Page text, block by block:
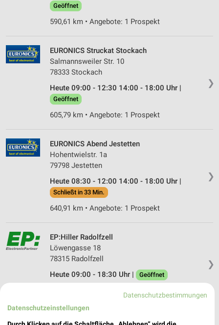
Geöffnet
590,61 km • Angebote: 1 Prospekt
❯
EURONICS Struckat Stockach
Salmannsweiler Str. 10
78333 Stockach
Heute 09:00 - 12:30 14:00 - 18:00 Uhr |
Geöffnet
605,79 km • Angebote: 1 Prospekt
❯
EURONICS Abend Jestetten
Hohentwielstr. 1a
79798 Jestetten
Heute 08:30 - 12:00 14:00 - 18:00 Uhr |
Schließt in 33 Min.
640,91 km • Angebote: 1 Prospekt
❯
EP:Hiller Radolfzell
Löwengasse 18
78315 Radolfzell
Heute 09:00 - 18:30 Uhr |
Geöffnet
618,36 km • Angebote: 2 Prospekte
EP:Bollinger Klettgau
Datenschutzbestimmungen
Datenschutzeinstellungen